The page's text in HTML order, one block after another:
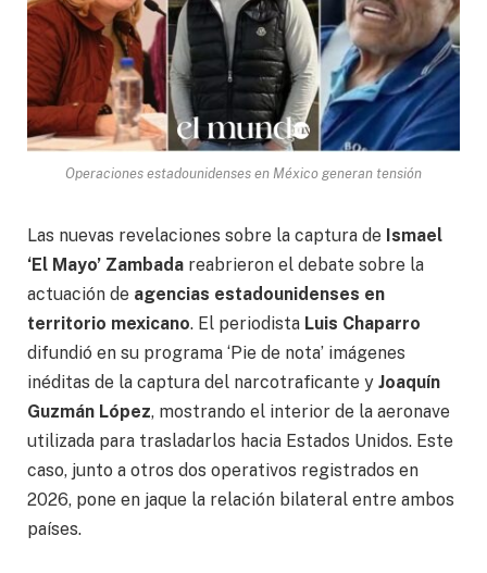
Operaciones estadounidenses en México generan tensión
Las nuevas revelaciones sobre la captura de Ismael
‘El Mayo’ Zambada reabrieron el debate sobre la
actuación de agencias estadounidenses en
territorio mexicano. El periodista Luis Chaparro
difundió en su programa ‘Pie de nota’ imágenes
inéditas de la captura del narcotraficante y Joaquín
Guzmán López, mostrando el interior de la aeronave
utilizada para trasladarlos hacia Estados Unidos. Este
caso, junto a otros dos operativos registrados en
2026, pone en jaque la relación bilateral entre ambos
países.